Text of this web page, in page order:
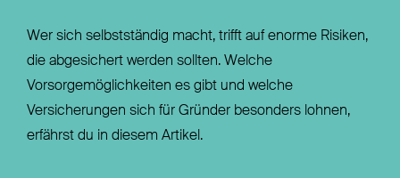
Wer sich selbstständig macht, trifft auf enorme Risiken,
die abgesichert werden sollten. Welche
Vorsorgemöglichkeiten es gibt und welche
Versicherungen sich für Gründer besonders lohnen,
erfährst du in diesem Artikel.